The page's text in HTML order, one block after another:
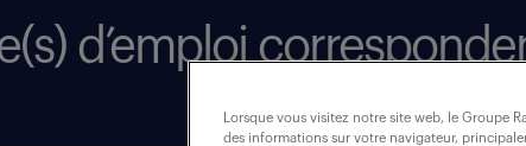
d’emploi
où ?
Lorsque vous visitez notre site web, le Groupe
des informations sur votre navigateur,